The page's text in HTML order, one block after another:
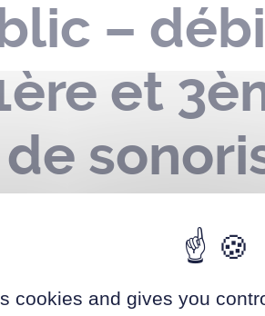
–
et
des
08 juin
cookies and gives you